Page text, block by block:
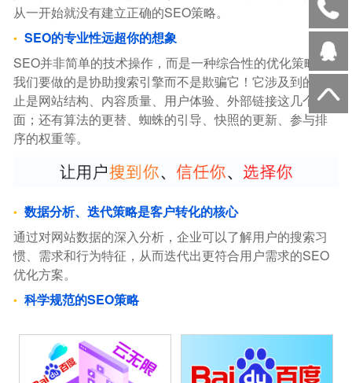
从一开始就没有建立正确的SEO策略。
SEO的专业性远超你的想象
SEO并非简单的技术操作，而是一种综合性的优化策略。
我们要做的是协助搜索引擎而不是欺骗它！它涉及到的不
止是网站结构、内容质量、用户体验、外部链接这几个方
面；还有算法的更替、蜘蛛的引导、快照的更新、参与排
序的权重等。
数据分析、迭代策略是客户转化的核心
通过对网站数据的深入分析，企业可以了解用户的搜索习
惯、需求和行为特征，从而迭代出更符合用户需求的SEO
优化方案。
科学规范的SEO策略